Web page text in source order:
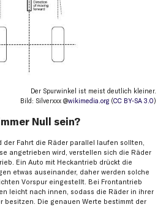
Der Spurwinkel ist meist deutlich kleiner.
Bild: Silverxxx @wikimedia.org (CC BY-SA 3.0)
Null sein?
der Fahrt die Räder parallel laufen sollten,
angetrieben wird, verstellen sich die Räder
Ein Auto mit Heckantrieb drückt die
etwas auseinander, daher werden solche
Vorspur eingestellt. Bei Frontantrieb
leicht nach innen, sodass die Räder in ihrer
besitzen. Die genauen Werte bestimmt der